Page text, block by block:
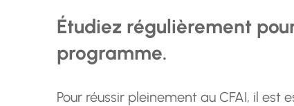
Étudiez régulièrement
programme.
Pour réussir pleinement au CFAI, il est